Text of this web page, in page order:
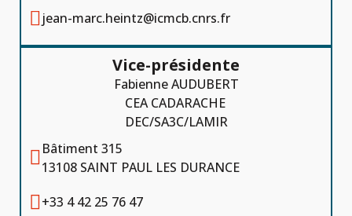
jean-marc.heintz@icmcb.cnrs.fr
Vice-présidente
Fabienne AUDUBERT
CEA CADARACHE
DEC/SA3C/LAMIR
Bâtiment 315
13108 SAINT PAUL LES DURANCE
+33 4 42 25 76 47